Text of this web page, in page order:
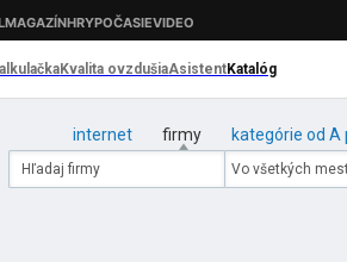
internet firmy kategórie od A